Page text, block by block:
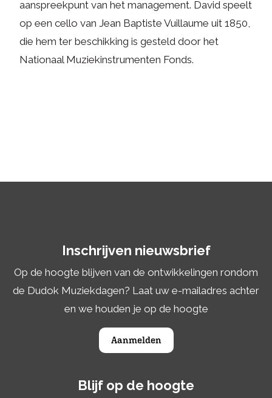
aanspreekpunt van het management. David speelt
op een cello van Jean Baptiste Vuillaume uit 1850,
die hem ter beschikking is gesteld door het
Nationaal Muziekinstrumenten Fonds.
Inschrijven nieuwsbrief
Op de hoogte blijven van de ontwikkelingen rondom
de Dudok Muziekdagen? Laat uw e-mailadres achter
en we houden je op de hoogte
Aanmelden
Blijf op de hoogte